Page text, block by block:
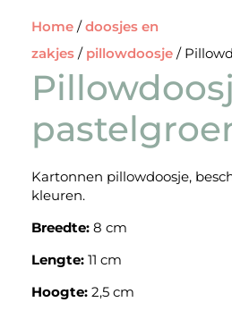
Home /doosjes en
zakjes / pillowdoosje /
Kartonnen pillowdoosje,
kleuren.
Breedte: 8 cm
Lengte: 11 cm
Hoogte: 2,5 cm